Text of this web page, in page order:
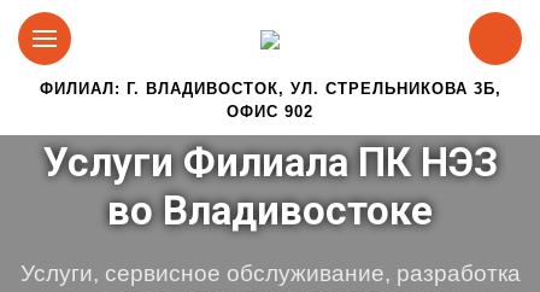
ФИЛИАЛ: Г. ВЛАДИВОСТОК, УЛ. СТРЕЛЬНИКОВА 3Б,
ОФИС 902
Услуги Филиала ПК НЭЗ
во Владивостоке
Услуги, сервисное обслуживание, разработка